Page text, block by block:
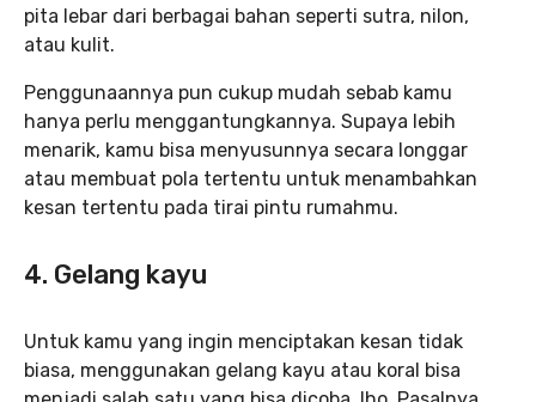
pita lebar dari berbagai bahan seperti sutra, nilon,
atau kulit.
Penggunaannya pun cukup mudah sebab kamu
hanya perlu menggantungkannya. Supaya lebih
menarik, kamu bisa menyusunnya secara longgar
atau membuat pola tertentu untuk menambahkan
kesan tertentu pada tirai pintu rumahmu.
4. Gelang kayu
Untuk kamu yang ingin menciptakan kesan tidak
biasa, menggunakan gelang kayu atau koral bisa